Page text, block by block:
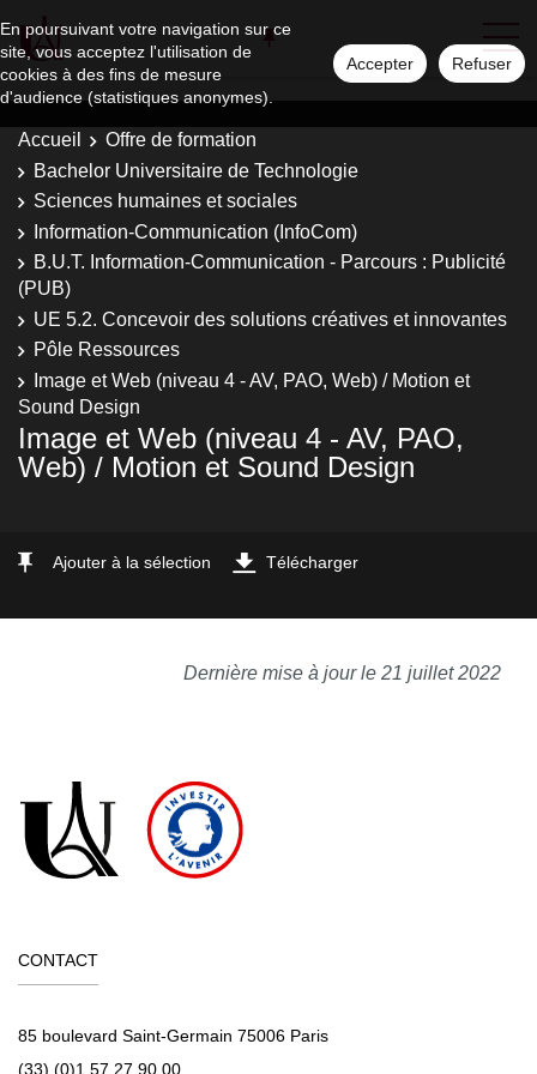
En poursuivant votre navigation sur ce
site, vous acceptez l'utilisation de
cookies à des fins de mesure
d'audience (statistiques anonymes).
Accepter Refuser
Accueil
Offre de formation
Bachelor Universitaire de Technologie
Sciences humaines et sociales
Information-Communication (InfoCom)
B.U.T. Information-Communication - Parcours : Publicité
(PUB)
UE 5.2. Concevoir des solutions créatives et innovantes
Pôle Ressources
Image et Web (niveau 4 - AV, PAO, Web) / Motion et
Sound Design
Image et Web (niveau 4 - AV, PAO,
Web) / Motion et Sound Design
Ajouter à la sélection Télécharger
Dernière mise à jour le 21 juillet 2022
CONTACT
85 boulevard Saint-Germain 75006 Paris
(33) (0)1 57 27 90 00